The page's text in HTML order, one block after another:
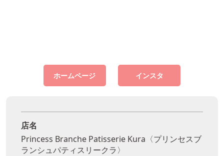
ホームページ インスタ
店名
Princess Branche Patisserie Kura〈プリンセスブ
ランシュパティスリークラ〉